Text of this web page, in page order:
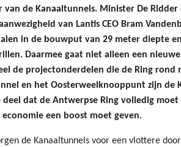
de Kanaaltunnels. Minister De Ridder
van Lantis CEO Bram
in de bouwput van 29 meter diepte
Daarmee gaat niet alleen een
de projectonderdelen die de Ring rond
en het Oosterweelknooppunt zijn de
dat de Antwerpse Ring volledig moet
een boost moet geven.
de Kanaaltunnels voor een vlottere